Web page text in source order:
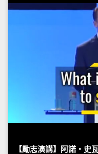
【勵志演講】阿諾‧史